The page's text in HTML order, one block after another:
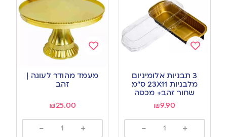
to
wishlist
3 תבניות אלומיניום
מלבניות 23X11 ס”מ
שחור זהב+ מכסה
₪9.90
+
-
to
מעמד מהודר לעוגה |
זהב
₪25.00
+
-